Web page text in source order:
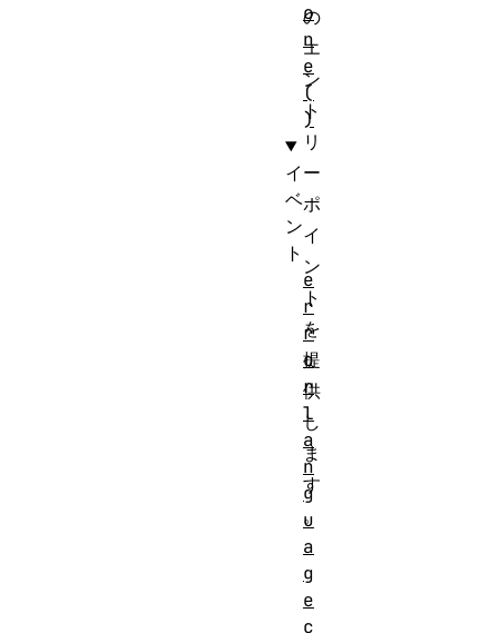
の
エ
ン
ト
リ
ー
ポ
イ
ン
ト
を
提
供
し
ま
す
。
o
n
e
(
)
イ
ベ
ン
ト
e
r
r
o
r
l
a
n
g
u
a
g
e
c